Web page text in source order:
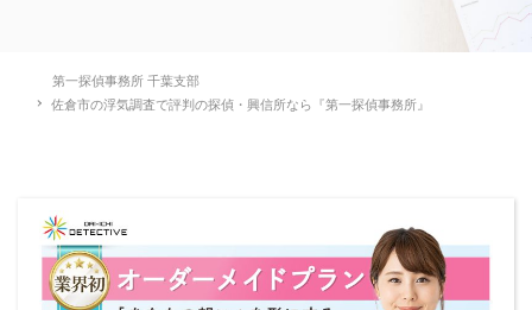
第一探偵事務所 千葉支部
佐倉市の浮気調査で評判の探偵・興信所なら『第一探偵事務所』